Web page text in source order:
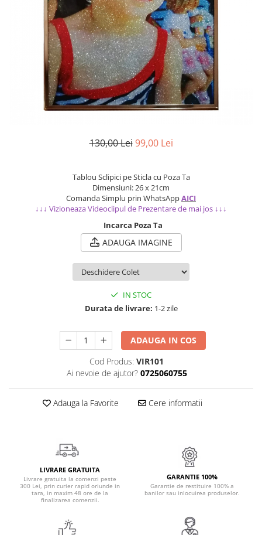
Cadouri Fiu/Fiică
Cadouri Bunici
Cadouri Cumnați
Cadouri Pisici/Câini
Cadouri Meserii&Hobby
Cadouri Apicultori
Cadouri Farmacisti
Cadouri Fotbalisti
Cadouri Motociclisti
Cadouri Soferi/Mecanici
Cadre Didactice
130,00 Lei 99,00 Lei
Tablou Sclipici pe Sticla cu Poza Ta
Dimensiuni: 26 x 21cm
Comanda Simplu prin WhatsAppAICI
↓↓↓ Vizioneaza Videoclipul de Prezentare de mai jos ↓↓↓
Incarca Poza Ta
ADAUGA IMAGINE
IN STOC
Durata de livrare: 1-2 zile
ADAUGA IN COS
Cod Produs: VIR101
Ai nevoie de ajutor? 0725060755
Adauga la Favorite Cere informatii
LIVRARE GRATUITA
Livrare gratuita la comenzi peste
300 Lei, prin curier rapid oriunde in
tara, in maxim 48 ore de la
finalizarea comenzii.
GARANTIE 100%
Garantie de restituire 100% a
banilor sau inlocuirea produselor.